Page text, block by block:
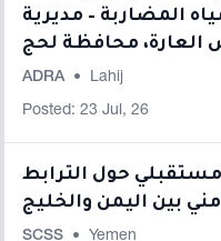
المضاربة – مديرية
العارة، محافظة لحج
ADRA • Lahij
Posted: 23 Jul, 26
حول الترابط
بين اليمن والخليج
SCSS • Yemen